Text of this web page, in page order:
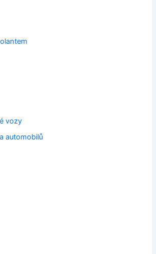
vozy
automobilů